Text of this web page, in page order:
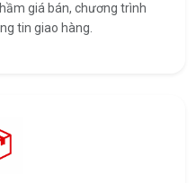
giá bán, chương trình
tin giao hàng.